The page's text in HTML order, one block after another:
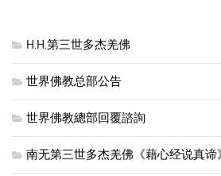
H.H.第三世多杰羌佛
世界佛教总部公告
世界佛教總部回覆諮詢
南无第三世多杰羌佛《藉心经说真谛